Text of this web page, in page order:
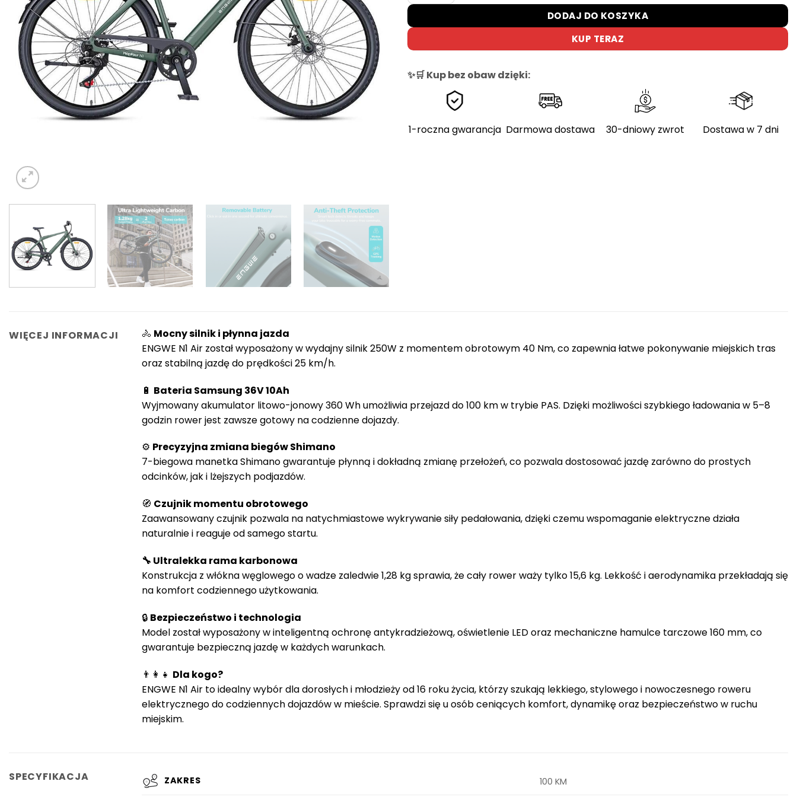
DODAJ DO KOSZYKA
KUP TERAZ
✨🛒 Kup bez obaw dzięki:
1-roczna gwarancja Darmowa dostawa 30-dniowy zwrot Dostawa w 7 dni
WIĘCEJ INFORMACJI 🚴 Mocny silnik i płynna jazda
ENGWE N1 Air został wyposażony w wydajny silnik 250W z momentem obrotowym 40 Nm, co zapewnia łatwe pokonywanie miejskich tras
oraz stabilną jazdę do prędkości 25 km/h.
🔋 Bateria Samsung 36V 10Ah
Wyjmowany akumulator litowo-jonowy 360 Wh umożliwia przejazd do 100 km w trybie PAS. Dzięki możliwości szybkiego ładowania w 5–8
godzin rower jest zawsze gotowy na codzienne dojazdy.
⚙️ Precyzyjna zmiana biegów Shimano
7-biegowa manetka Shimano gwarantuje płynną i dokładną zmianę przełożeń, co pozwala dostosować jazdę zarówno do prostych
odcinków, jak i lżejszych podjazdów.
🧭 Czujnik momentu obrotowego
Zaawansowany czujnik pozwala na natychmiastowe wykrywanie siły pedałowania, dzięki czemu wspomaganie elektryczne działa
naturalnie i reaguje od samego startu.
🔧 Ultralekka rama karbonowa
Konstrukcja z włókna węglowego o wadze zaledwie 1,28 kg sprawia, że cały rower waży tylko 15,6 kg. Lekkość i aerodynamika przekładają się
na komfort codziennego użytkowania.
🔒 Bezpieczeństwo i technologia
Model został wyposażony w inteligentną ochronę antykradzieżową, oświetlenie LED oraz mechaniczne hamulce tarczowe 160 mm, co
gwarantuje bezpieczną jazdę w każdych warunkach.
👨‍👩‍👧 Dla kogo?
ENGWE N1 Air to idealny wybór dla dorosłych i młodzieży od 16 roku życia, którzy szukają lekkiego, stylowego i nowoczesnego roweru
elektrycznego do codziennych dojazdów w mieście. Sprawdzi się u osób ceniących komfort, dynamikę oraz bezpieczeństwo w ruchu
miejskim.
SPECYFIKACJA ZAKRES 100 KM